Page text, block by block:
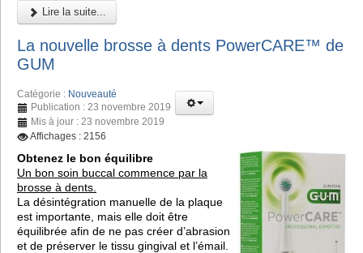
Lire la suite...
La nouvelle brosse à dents PowerCARE™ de
GUM
Catégorie : Nouveauté
Publication : 23 novembre 2019
Mis à jour : 23 novembre 2019
Affichages : 2156
Obtenez le bon équilibre
Un bon soin buccal commence par la
brosse à dents.
La désintégration manuelle de la plaque
est importante, mais elle doit être
équilibrée afin de ne pas créer d’abrasion
et de préserver le tissu gingival et l’émail.